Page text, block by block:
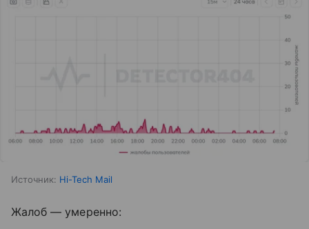
Источник: Hi-Tech Mail
Жалоб — умеренно: